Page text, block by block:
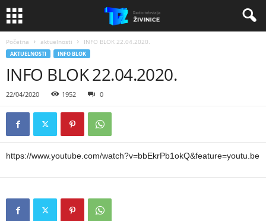
Početna aktuelnosti INFO BLOK 22.04.2020.
AKTUELNOSTI INFO BLOK
INFO BLOK 22.04.2020.
22/04/2020 1952 0
https://www.youtube.com/watch?v=bbEkrPb1okQ&feature=youtu.be